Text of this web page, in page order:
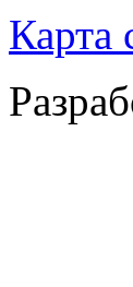
Карта